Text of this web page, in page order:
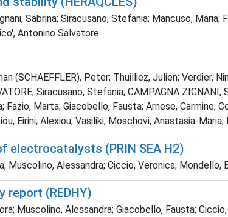
Sabrina; Siracusano, Stefania; Mancuso,
Antonino Salvatore
(SCHAEFFLER), Peter; Thuilliez, Julien; Verdier,
Siracusano, Stefania; CAMPAGNA
Marta; Giacobello, Fausta; Arnese, Carmine;
Eirini; Alexiou, Vasiliki; Moschovi, Anastasia-
electrocatalysts (PRIN SEA H2)
Muscolino, Alessandra; Ciccio, Veronica;
report (REDHY)
Muscolino, Alessandra; Giacobello, Fausta;